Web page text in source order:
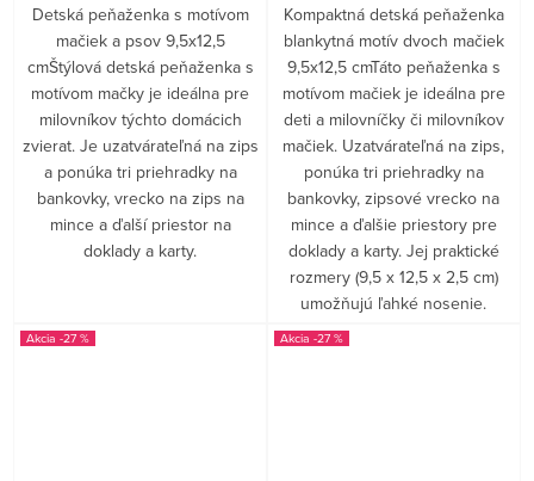
Detská peňaženka s motívom
mačiek a psov 9,5x12,5
cmŠtýlová detská peňaženka s
motívom mačky je ideálna pre
milovníkov týchto domácich
zvierat. Je uzatvárateľná na zips
a ponúka tri priehradky na
bankovky, vrecko na zips na
mince a ďalší priestor na
doklady a karty.
Kompaktná detská peňaženka
blankytná motív dvoch mačiek
9,5x12,5 cmTáto peňaženka s
motívom mačiek je ideálna pre
deti a milovníčky či milovníkov
mačiek. Uzatvárateľná na zips,
ponúka tri priehradky na
bankovky, zipsové vrecko na
mince a ďalšie priestory pre
doklady a karty. Jej praktické
rozmery (9,5 x 12,5 x 2,5 cm)
umožňujú ľahké nosenie.
-27 % -27 %